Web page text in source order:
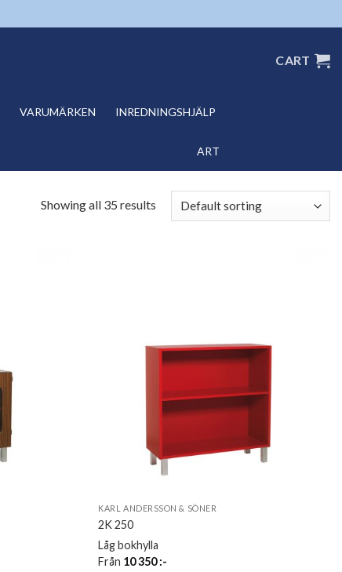
CART
VARUMÄRKEN INREDNINGSHJÄLP
ART
Showing all 35 results
KARL ANDERSSON & SÖNER
2K 250
Låg bokhylla
Från 10 350:-